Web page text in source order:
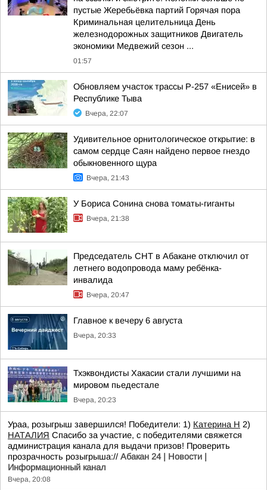
пустые Жеребьёвка партий Горячая пора
Криминальная целительница День
железнодорожных защитников Двигатель
экономики Медвежий сезон ...
01:57
Обновляем участок трассы Р-257 «Енисей» в
Республике Тыва
Вчера, 22:07
Удивительное орнитологическое открытие: в
самом сердце Саян найдено первое гнездо
обыкновенного щура
Вчера, 21:43
У Бориса Сонина снова томаты-гиганты
Вчера, 21:38
Председатель СНТ в Абакане отключил от
летнего водопровода маму ребёнка-
инвалида
Вчера, 20:47
Главное к вечеру 6 августа
Вчера, 20:33
Тхэквондисты Хакасии стали лучшими на
мировом пьедестале
Вчера, 20:23
Ураа, розыгрыш завершился! Победители: 1) Катерина Н 2)
НАТАЛИЯ Спасибо за участие, с победителями свяжется
администрация канала для выдачи призов! Проверить
прозрачность розыгрыша:// Абакан 24 | Новости |
Информационный канал
Вчера, 20:08